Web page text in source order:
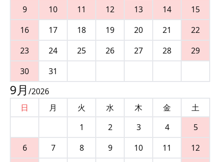
9
10 11 12 13 14
15
16
17 18 19 20 21
22
23
24 25 26 27 28
29
30
31
9月 /2026
日
月 火 水 木 金
土
1
2 3 4
5
6
7 8 9 10 11
12